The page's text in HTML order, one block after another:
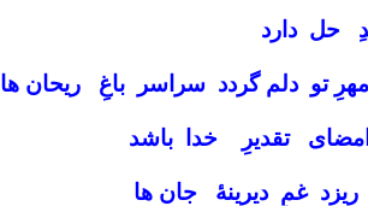
حل دارد
تو دلم گردد سراسر باغِ ریحان‌ ها
تقدیرِ خدا باشد
غمِ دیرینهٔ جان‌ ها